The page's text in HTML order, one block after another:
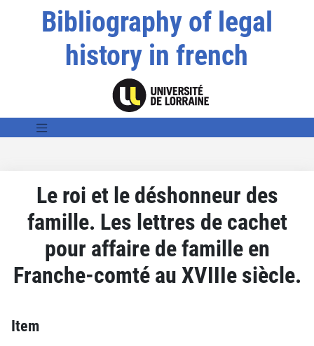
Bibliography of legal
history in french
Le roi et le déshonneur des
famille. Les lettres de cachet
pour affaire de famille en
Franche-comté au XVIIIe siècle.
Item